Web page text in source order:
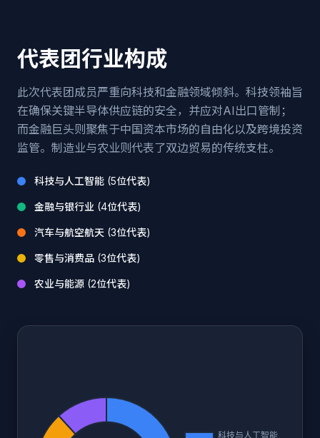
代表团行业构成
此次代表团成员严重向科技和金融领域倾斜。科技领袖旨
在确保关键半导体供应链的安全，并应对AI出口管制；
而金融巨头则聚焦于中国资本市场的自由化以及跨境投资
监管。制造业与农业则代表了双边贸易的传统支柱。
科技与人工智能 (5位代表)
金融与银行业 (4位代表)
汽车与航空航天 (3位代表)
零售与消费品 (3位代表)
农业与能源 (2位代表)